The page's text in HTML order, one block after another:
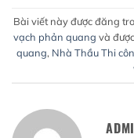
Bài viết này được đăng
vạch phản quang và
quang, Nhà Thầu Thi